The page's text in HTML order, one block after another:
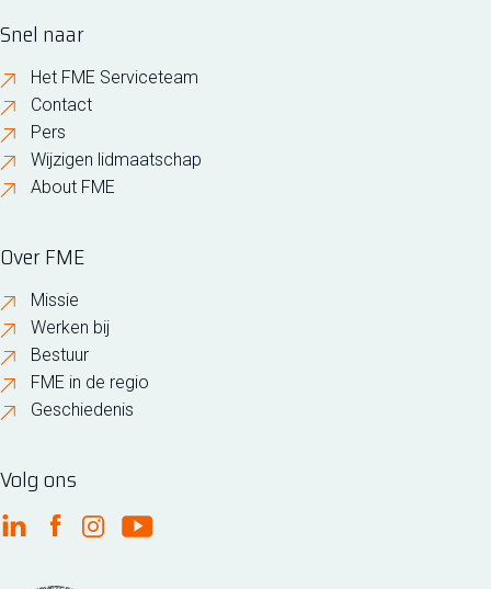
Snel naar
Het FME Serviceteam
Contact
Pers
Wijzigen lidmaatschap
About FME
Over FME
Missie
Werken bij
Bestuur
FME in de regio
Geschiedenis
Volg ons
FME Linkedin
FME Facebook
FME Instagram
FME Youtube